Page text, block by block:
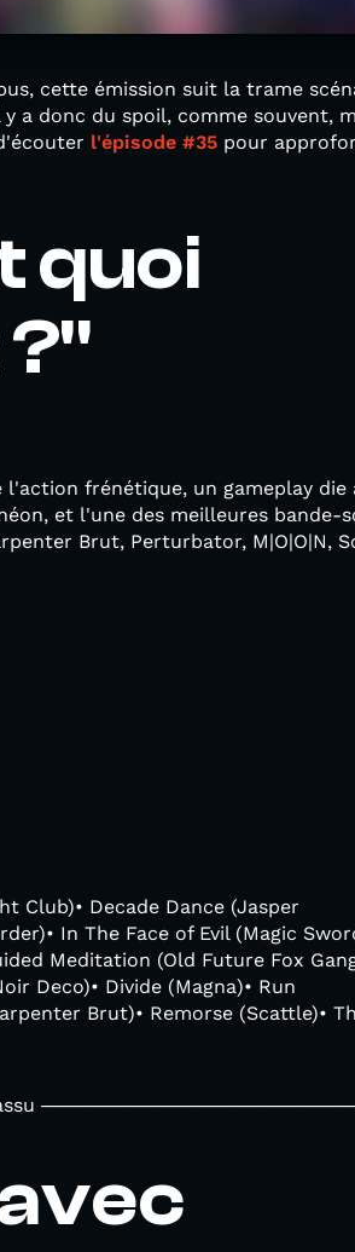
cette émission suit la trame
a donc du spoil, comme souvent,
l'épisode #35 pour
quoi
l'action frénétique, un gameplay die
et l'une des meilleures bande-
Brut, Perturbator, M|O|O|N,
Club)• Decade Dance (Jasper
In The Face of Evil (Magic
Meditation (Old Future Fox
Deco)• Divide (Magna)• Run
Brut)• Remorse (Scattle)•